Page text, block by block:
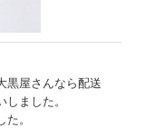
黒屋さんなら配送
ました。
。